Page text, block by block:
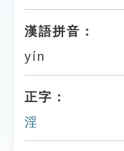
漢語拼音：
yín
正字：
淫